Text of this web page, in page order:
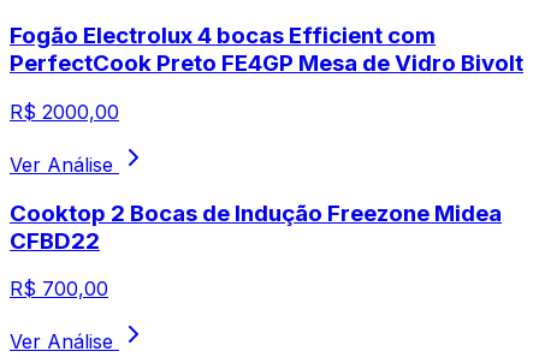
Fogão Electrolux 4 bocas Efficient com
PerfectCook Preto FE4GP Mesa de Vidro Bivolt
R$ 2000,00
Ver Análise
Cooktop 2 Bocas de Indução Freezone Midea
CFBD22
R$ 700,00
Ver Análise